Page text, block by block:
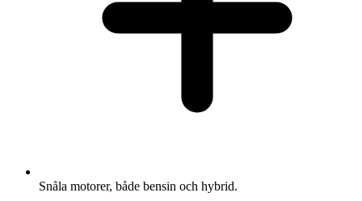
Snåla motorer, både bensin och hybrid.